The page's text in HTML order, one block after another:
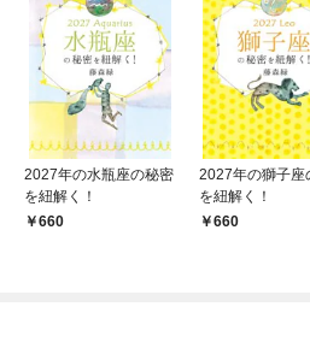
2027年の水瓶座の秘密
を紐解く！
660
2027年の獅子座
を紐解く！
660